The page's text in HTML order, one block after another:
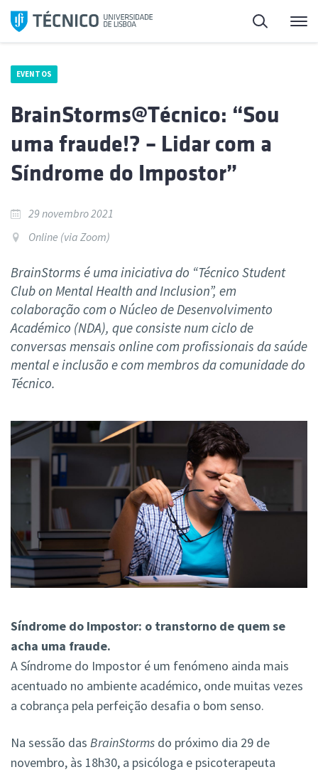
Saltar
para
Pesquisa
EVENTOS
BrainStorms@Técnico: “Sou
uma fraude!? – Lidar com a
Síndrome do Impostor”
29 novembro 2021
Online (via Zoom)
BrainStorms é uma iniciativa do “Técnico Student
Club on Mental Health and Inclusion”, em
colaboração com o Núcleo de Desenvolvimento
Académico (NDA), que consiste num ciclo de
conversas mensais online com profissionais da saúde
mental e inclusão e com membros da comunidade do
Técnico.
Síndrome do Impostor: o transtorno de quem se
acha uma fraude.
A Síndrome do Impostor é um fenómeno ainda mais
acentuado no ambiente académico, onde muitas vezes
a cobrança pela perfeição desafia o bom senso.
Na sessão das BrainStorms do próximo dia 29 de
novembro, às 18h30, a psicóloga e psicoterapeuta